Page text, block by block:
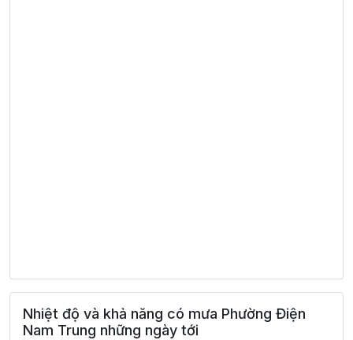
Nhiệt độ và khả năng có mưa Phường Điện
Nam Trung những ngày tới